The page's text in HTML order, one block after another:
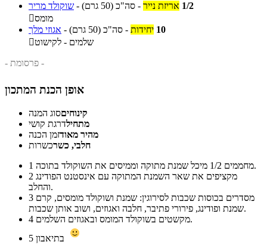
שוקולד מריר - 1/2 אריזת נייר - סה"כ (50 גרם)
מומס
אגוזי מלך - 10 יחידות - סה"כ (50 גרם)
שלמים - לקישוט
- פרסומת -
אופן הכנת המתכון
קינוחיםסוג המנה
מתחילדרגת קושי
מהיר מאודזמן הכנה
חלבי, כשרכשרות
1
מחממים 1/2 מיכל שמנת מתוקה וממיסים את השוקולד בתוכה.
2
והחלב.
3
שמנת ופודינג, פירורי פתיבר, חלבה ואגוזים, ושוב אותן שכבות.
4
מקשטים בשוקולד המומס ובאגוזים השלמים.
5